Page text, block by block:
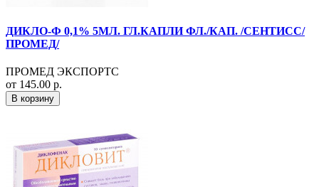
ДИКЛО-Ф 0,1% 5МЛ. ГЛ.КАПЛИ ФЛ./КАП. /СЕНТИСС/
ПРОМЕД/
ПРОМЕД ЭКСПОРТС
от 145.00 р.
В корзину